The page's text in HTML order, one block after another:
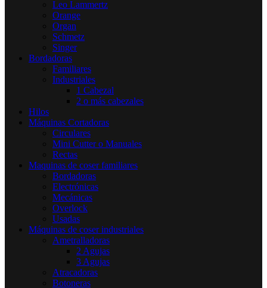
Leo Lammertz
Orange
Organ
Schmetz
Singer
Bordadoras
Familiares
Industriales
1 Cabezal
2 o más cabezales
Hilos
Máquinas Cortadoras
Circulares
Mini Cutter o Manuales
Rectas
Maquinas de coser familiares
Bordadoras
Electrónicas
Mecánicas
Overlock
Usadas
Máquinas de coser industriales
Ametralladoras
2 Agujas
3 Agujas
Atracadoras
Botoneras